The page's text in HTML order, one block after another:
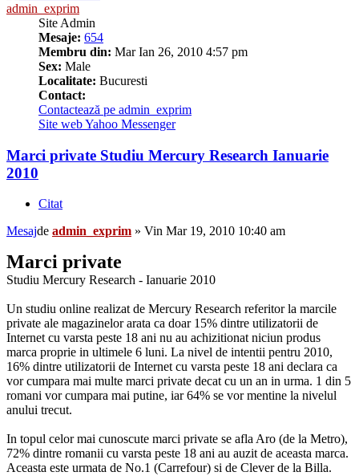
admin_exprim
Site Admin
Mesaje: 654
Membru din: Mar Ian 26, 2010 4:57 pm
Sex: Male
Localitate: Bucuresti
Contact:
Contactează pe admin_exprim
Site webYahoo Messenger
Marci private Studiu Mercury Research Ianuarie
2010
Citat
Mesajde admin_exprim » Vin Mar 19, 2010 10:40 am
Marci private
Studiu Mercury Research - Ianuarie 2010
Un studiu online realizat de Mercury Research referitor la marcile
private ale magazinelor arata ca doar 15% dintre utilizatorii de
Internet cu varsta peste 18 ani nu au achizitionat niciun produs
marca proprie in ultimele 6 luni. La nivel de intentii pentru 2010,
16% dintre utilizatorii de Internet cu varsta peste 18 ani declara ca
vor cumpara mai multe marci private decat cu un an in urma. 1 din 5
romani vor cumpara mai putine, iar 64% se vor mentine la nivelul
anului trecut.
In topul celor mai cunoscute marci private se afla Aro (de la Metro),
72% dintre romanii cu varsta peste 18 ani au auzit de aceasta marca.
Aceasta este urmata de No.1 (Carrefour) si de Clever de la Billa.